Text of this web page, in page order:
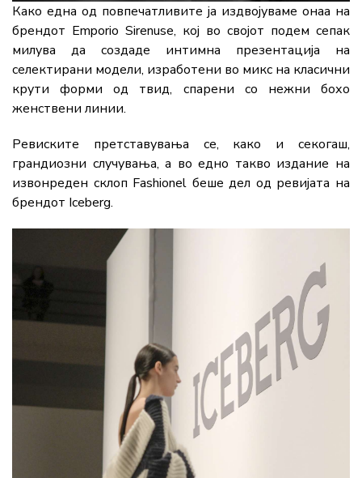
Како една од повпечатливите ја издвојуваме онаа на
брендот Emporio Sirenuse, кој во својот подем сепак
милува да создаде интимна презентација на
селектирани модели, изработени во микс на класични
крути форми од твид, спарени со нежни бохо
женствени линии.
Ревиските претставувања се, како и секогаш,
грандиозни случувања, а во едно такво издание на
извонреден склоп Fashionel беше дел од ревијата на
брендот Iceberg.